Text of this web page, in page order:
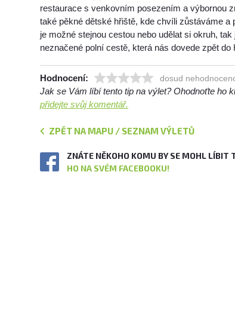
restaurace s venkovním posezením a výbornou
také pěkné dětské hřiště, kde chvíli zůstáváme a
je možné stejnou cestou nebo udělat si okruh,
neznačené polní cestě, která nás dovede zpět do
Hodnocení: dosud
Jak se Vám líbí tento tip na výlet? Ohodnoťte ho
přidejte svůj komentář.
ZPĚT NA MAPU / SEZNAM VÝLETŮ
ZNÁTE NĚKOHO KOMU BY SE MOHL LÍBIT
HO NA SVÉM FACEBOOKU!